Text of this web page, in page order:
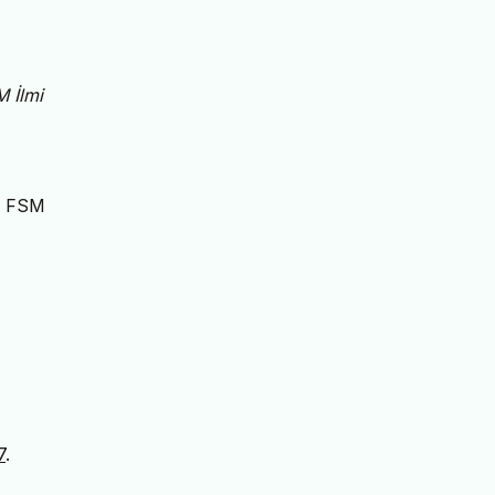
İlmi
FSM
.